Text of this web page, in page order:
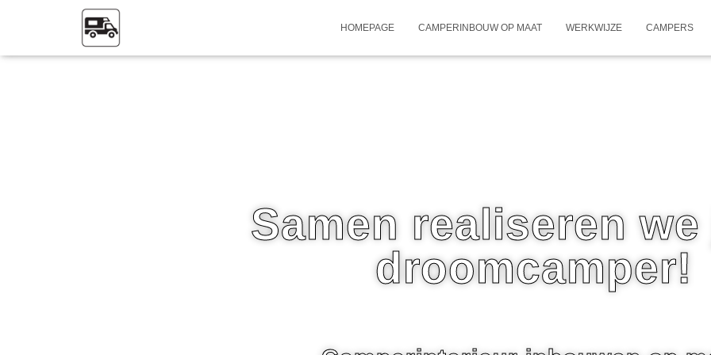
HOMEPAGE CAMPERINBOUW OP MAAT WERKWIJZE CAMPERS
Samen realiseren
droomcamper!